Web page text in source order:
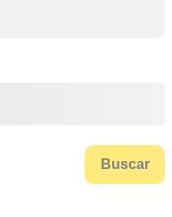
Buscar